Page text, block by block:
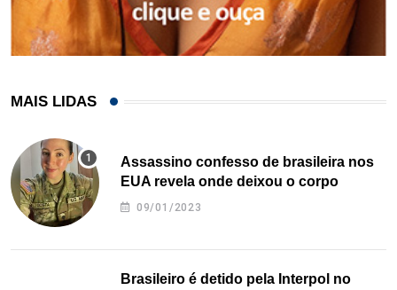
MAIS LIDAS
Assassino confesso de brasileira nos
EUA revela onde deixou o corpo
09/01/2023
Brasileiro é detido pela Interpol no